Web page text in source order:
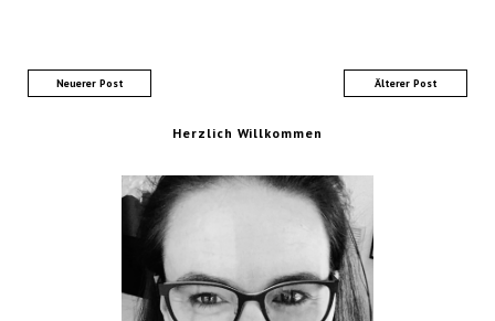
Neuerer Post Älterer Post
Herzlich Willkommen